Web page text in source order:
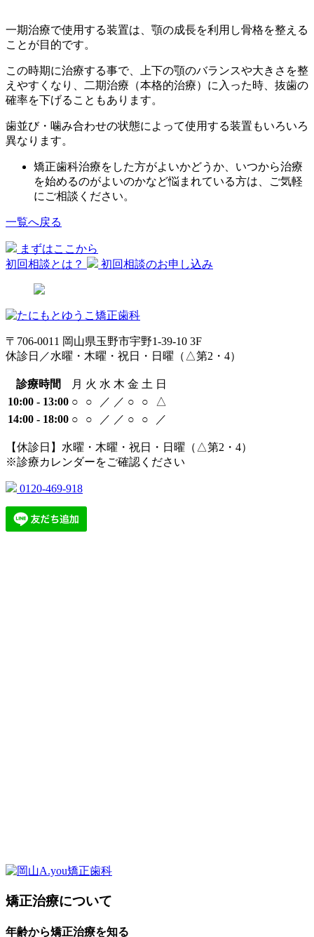
一期治療で使用する装置は、顎の成長を利用し骨格を整える
ことが目的です。
この時期に治療する事で、上下の顎のバランスや大きさを整
えやすくなり、二期治療（本格的治療）に入った時、抜歯の
確率を下げることもあります。
歯並び・噛み合わせの状態によって使用する装置もいろいろ
異なります。
矯正歯科治療をした方がよいかどうか、いつから治療
を始めるのがよいのかなど悩まれている方は、ご気軽
にご相談ください。
一覧へ戻る
まずはここから
初回相談とは？
初回相談のお申し込み
〒706-0011 岡山県玉野市宇野1-39-10 3F
休診日／水曜・木曜・祝日・日曜（△第2・4）
診療時間 月 火 水 木 金 土 日
10:00 - 13:00 ○ ○ ／ ／ ○ ○
△
14:00 - 18:00 ○ ○ ／ ／ ○ ○ ／
【休診日】水曜・木曜・祝日・日曜（△第2・4）
※診療カレンダーをご確認ください
0120-469-918
矯正治療について
年齢から矯正治療を知る